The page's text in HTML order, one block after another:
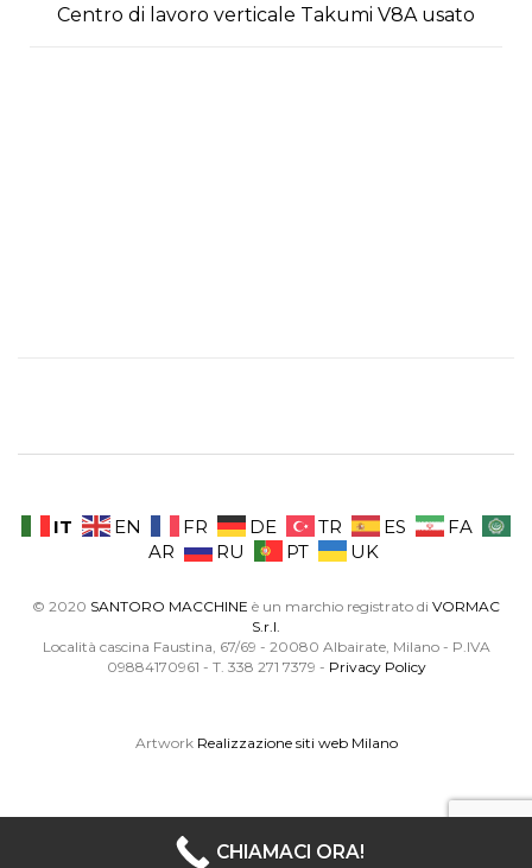
Centro di lavoro verticale Takumi V8A usato
IT EN FR DE TR ES
FA
AR
RU PT UK
© 2020 SANTORO MACCHINE è un marchio registrato di VORMAC
S.r.l.
Località cascina Faustina, 67/69 - 20080 Albairate, Milano - P.IVA
09884170961 - T. 338 271 7379 - Privacy Policy
Artwork Realizzazione siti web Milano
CHIAMACI ORA!